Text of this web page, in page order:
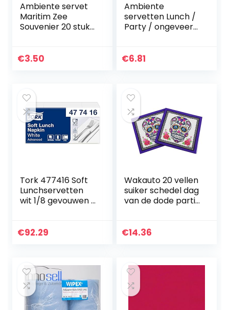
Ambiente servet
Maritim Zee
Souvenier 20 stuks
€3.50
Ambiente
servetten Lunch /
Party / ongeveer
€6.81
Tork 477416 Soft
Lunchservetten
wit 1/8 gevouwen /
servetten voor
€92.29
Wakauto 20 vellen
suiker schedel dag
van de dode partij
patroon creatieve
€14.36